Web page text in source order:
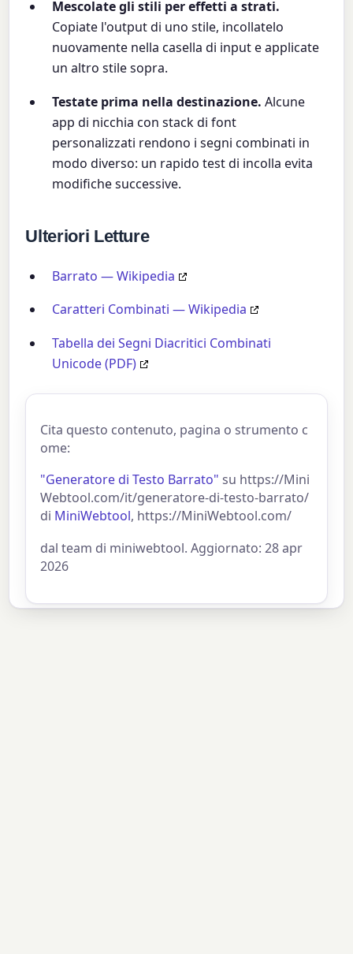
Mescolate gli stili per effetti a strati.
Copiate l'output di uno stile, incollatelo
nuovamente nella casella di input e applicate
un altro stile sopra.
Testate prima nella destinazione. Alcune
app di nicchia con stack di font
personalizzati rendono i segni combinati in
modo diverso: un rapido test di incolla evita
modifiche successive.
Ulteriori Letture
Barrato — Wikipedia
Caratteri Combinati — Wikipedia
Tabella dei Segni Diacritici Combinati
Unicode (PDF)
Cita questo contenuto, pagina o strumento c
ome:
"Generatore di Testo Barrato" su https://Mini
Webtool.com/it/generatore-di-testo-barrato/
di MiniWebtool, https://MiniWebtool.com/
dal team di miniwebtool. Aggiornato: 28 apr
2026